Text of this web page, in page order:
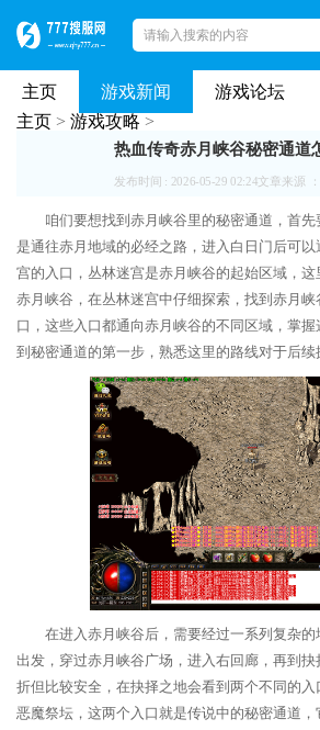
主页 游戏新闻 游戏论坛
主页 > 游戏攻略 >
热血传奇赤月峡谷秘密通道
发布时间 : 2026-05-29 02:24文章来源
咱们要想找到赤月峡谷里的秘密通道，首
是通往赤月地域的必经之路，进入白日门后可
宫的入口，丛林迷宫是赤月峡谷的起始区域，
赤月峡谷，在丛林迷宫中仔细探索，找到赤月
口，这些入口都通向赤月峡谷的不同区域，掌
到秘密通道的第一步，熟悉这里的路线对于后续
在进入赤月峡谷后，需要经过一系列复杂
出发，穿过赤月峡谷广场，进入右回廊，再到
折但比较安全，在抉择之地会看到两个不同的
恶魔祭坛，这两个入口就是传说中的秘密通道